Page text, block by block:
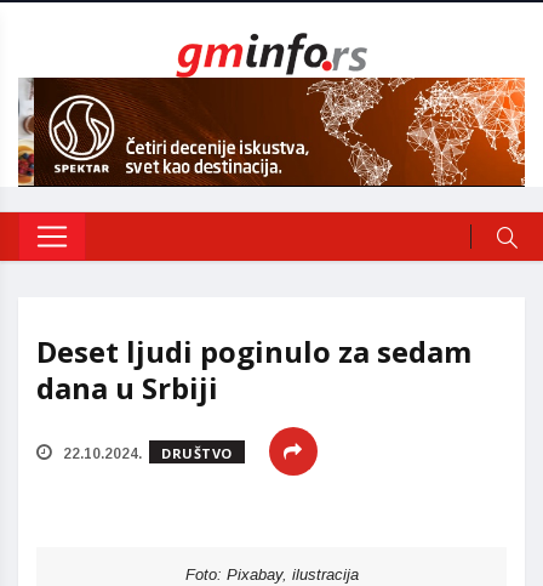
Deset ljudi poginulo za sedam
dana u Srbiji
22.10.2024. DRUŠTVO
Foto: Pixabay, ilustracija